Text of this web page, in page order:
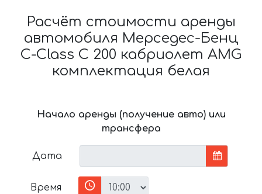
Расчёт стоимости аренды
автомобиля Мерседес-Бенц
C-Class C 200 кабриолет AMG
комплектация белая
Начало аренды (получение авто) или
трансфера
Дата
Время